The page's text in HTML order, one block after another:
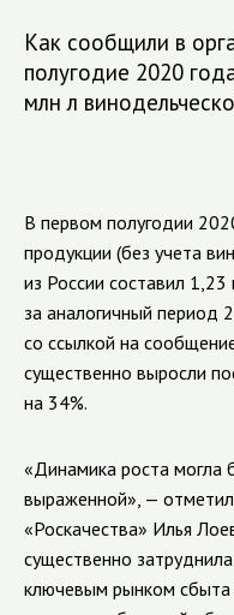
Как сообщили в
полугодие 2020
млн л
В первом полугодии
продукции (без учета
из России составил
за аналогичный период
со ссылкой на
существенно выросли
на 34%.
«Динамика роста могла
выраженной», —
«Роскачества» Илья
существенно
ключевым рынком сбыта